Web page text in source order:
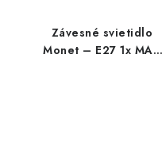
Závesné svietidlo
Monet – E27 1x MAX